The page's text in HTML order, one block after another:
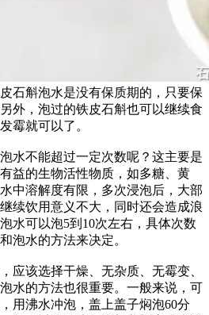
石斛泡水是没有保质期的，只要保
外，泡过的铁皮石斛也可以继续食
霉就可以了。
水不能超过一定次数呢？这主要是
益的生物活性物质，如多糖、黄
中溶解度有限，多次浸泡后，大部
续饮用意义不大，同时还会造成浪
水可以泡5到10次左右，具体次数
泡水的方法来决定。
应该选择干燥、无杂质、无霉变、
水的方法也很重要。一般来说，可
用沸水冲泡，盖上盖子焖泡60分